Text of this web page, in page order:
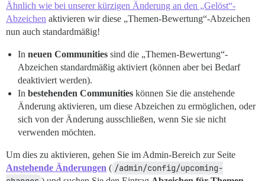
Ähnlich wie bei unserer kürzigen Änderung an den „Gelöst“-
Abzeichen aktivieren wir diese „Themen-Bewertung“-Abzeichen
nun auch standardmäßig!
In neuen Communities sind die „Themen-Bewertung“-
Abzeichen standardmäßig aktiviert (können aber bei Bedarf
deaktiviert werden).
In bestehenden Communities können Sie die anstehende
Änderung aktivieren, um diese Abzeichen zu ermöglichen, oder
sich von der Änderung ausschließen, wenn Sie sie nicht
verwenden möchten.
Um dies zu aktivieren, gehen Sie im Admin-Bereich zur Seite
Anstehende Änderungen ( /admin/config/upcoming-